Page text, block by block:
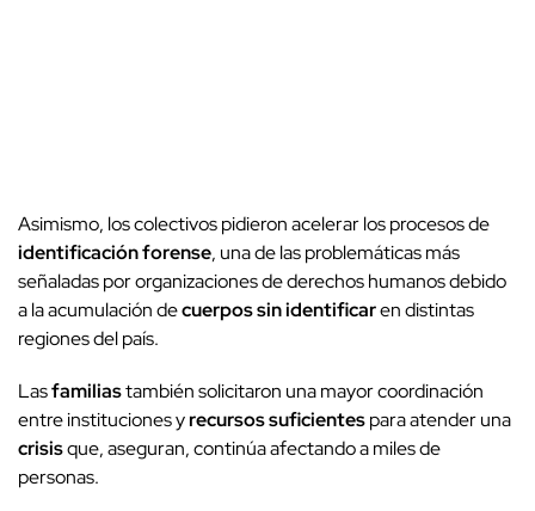
Asimismo, los colectivos pidieron acelerar los procesos de
identificación forense, una de las problemáticas más
señaladas por organizaciones de derechos humanos debido
a la acumulación decuerpos sin identificaren distintas
regiones del país.
Lasfamiliastambién solicitaron una mayor coordinación
entre instituciones yrecursos suficientespara atender una
crisisque, aseguran, continúa afectando a miles de
personas.